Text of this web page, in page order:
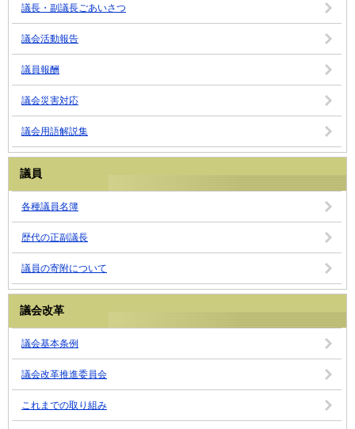
議長・副議長ごあいさつ
議会活動報告
議員報酬
議会災害対応
議会用語解説集
議員
各種議員名簿
歴代の正副議長
議員の寄附について
議会改革
議会基本条例
議会改革推進委員会
これまでの取り組み